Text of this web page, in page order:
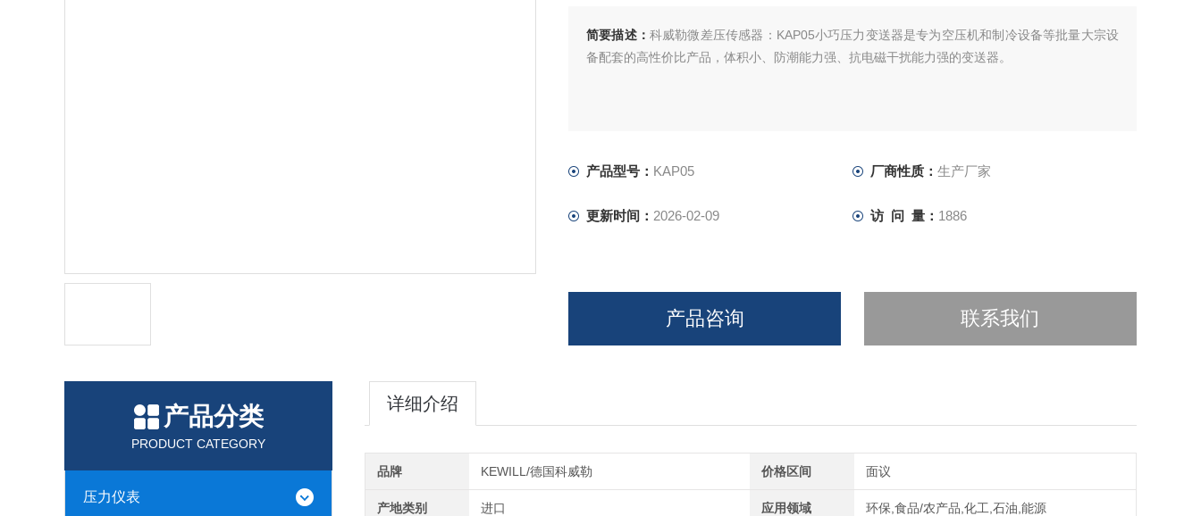
简要描述： 科威勒微差压传感器：KAP05小巧压力变送器是专为空压机和制冷设备等批量大宗设
备配套的高性价比产品，体积小、防潮能力强、抗电磁干扰能力强的变送器。
产品型号： KAP05 厂商性质： 生产厂家
更新时间： 2026-02-09 访 问 量： 1886
产品咨询 联系我们
产品分类
PRODUCT CATEGORY
压力仪表
详细介绍
品牌 KEWILL/德国科威勒 价格区间 面议
产地类别 进口 应用领域 环保,食品/农产品,化工,石油,能源